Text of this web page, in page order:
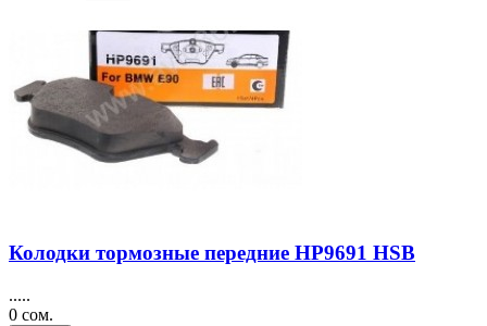
Колодки тормозные передние HP9691 HSB
.....
0 сом.